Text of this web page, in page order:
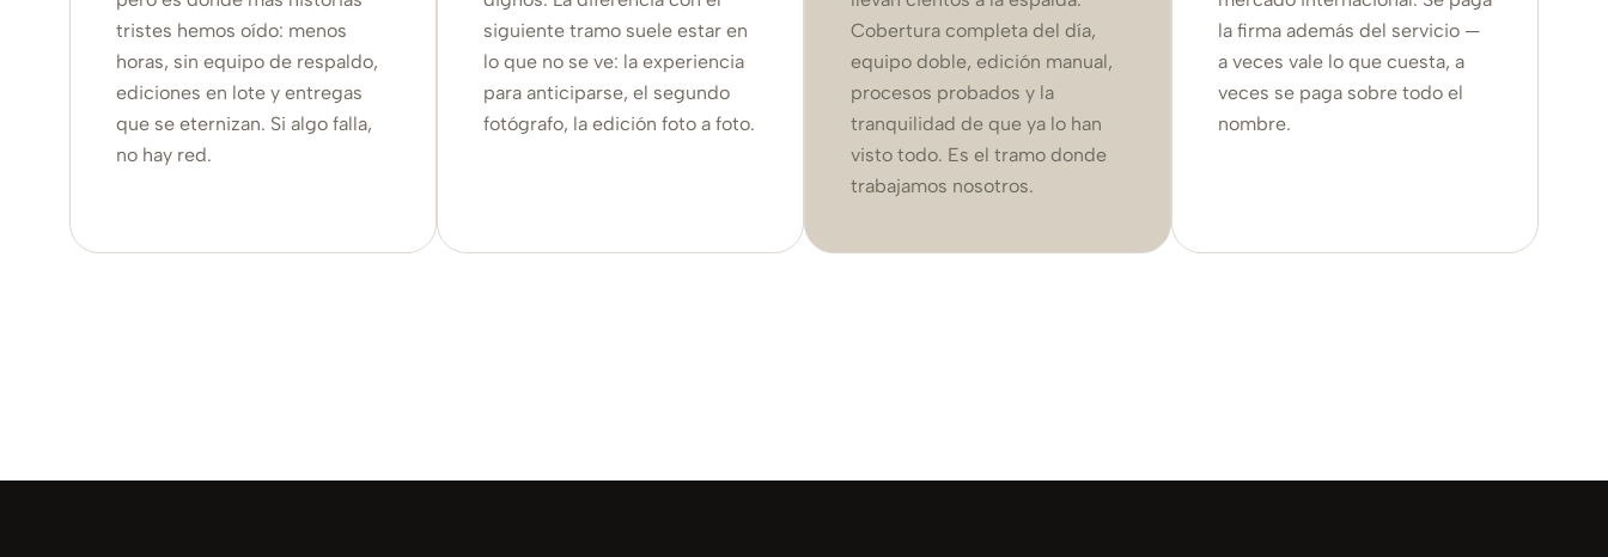
tristes hemos oído: menos
horas, sin equipo de respaldo,
ediciones en lote y entregas
que se eternizan. Si algo falla,
no hay red.
siguiente tramo suele estar en
lo que no se ve: la experiencia
para anticiparse, el segundo
fotógrafo, la edición foto a foto.
Cobertura completa del día,
equipo doble, edición manual,
procesos probados y la
tranquilidad de que ya lo han
visto todo. Es el tramo donde
trabajamos nosotros.
la firma además del servicio —
a veces vale lo que cuesta, a
veces se paga sobre todo el
nombre.